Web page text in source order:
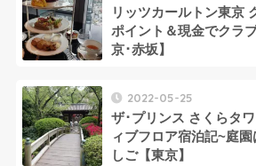
リッツカールトン東京
ポイント＆現金でクラ
京･赤坂】
2022-05-25
ザ･プリンス さくらタ
ィブフロア宿泊記~庭
しご【東京】